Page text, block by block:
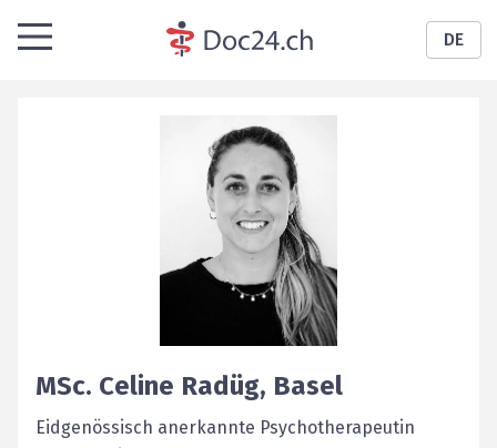
DE
MSc. Celine Radüg, Basel
Eidgenössisch anerkannte Psychotherapeutin